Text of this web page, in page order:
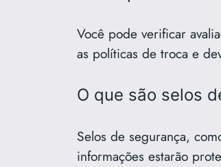
Você pode verificar
as políticas de troca e
O que são selos
Selos de segurança,
informações estarão